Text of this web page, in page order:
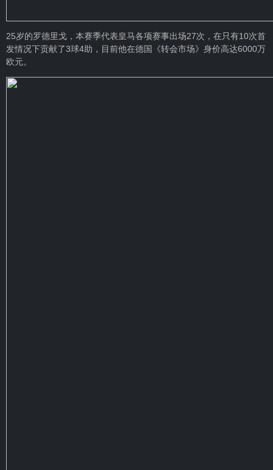
25岁的罗德里戈，本赛季代表皇马各项赛事出场27次，在只有10次首
发情况下贡献了3球4助，目前他在德国《转会市场》身价高达6000万
欧元。